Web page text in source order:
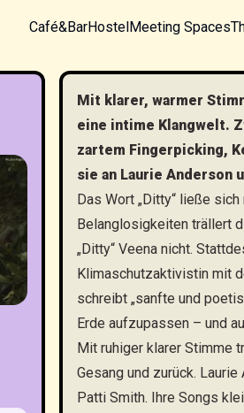
Café&BarHostelMeeting Spaces
Mit klarer, warmer
eine intime Klangwelt.
zartem Fingerpicking,
sie an Laurie Anderson
Das Wort „Ditty“ ließe
Belanglosigkeiten trällert
„Ditty“ Veena nicht.
Klimaschutzaktivistin mit
schreibt „sanfte und
Erde aufzupassen – und
Mit ruhiger klarer Stimme
Gesang und zurück.
Patti Smith. Ihre Songs